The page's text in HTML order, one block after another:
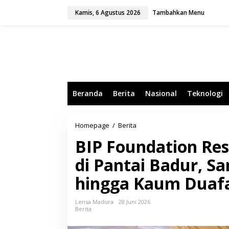
Kamis, 6 Agustus 2026 Tambahkan Menu
Beranda Berita Nasional Teknologi
Homepage / Berita
P
F
o
u
n
d
a
o
BIP Foundation
di Pantai Badur,
hingga Kaum
Lensa Madura
28 Juni 2026
Berita